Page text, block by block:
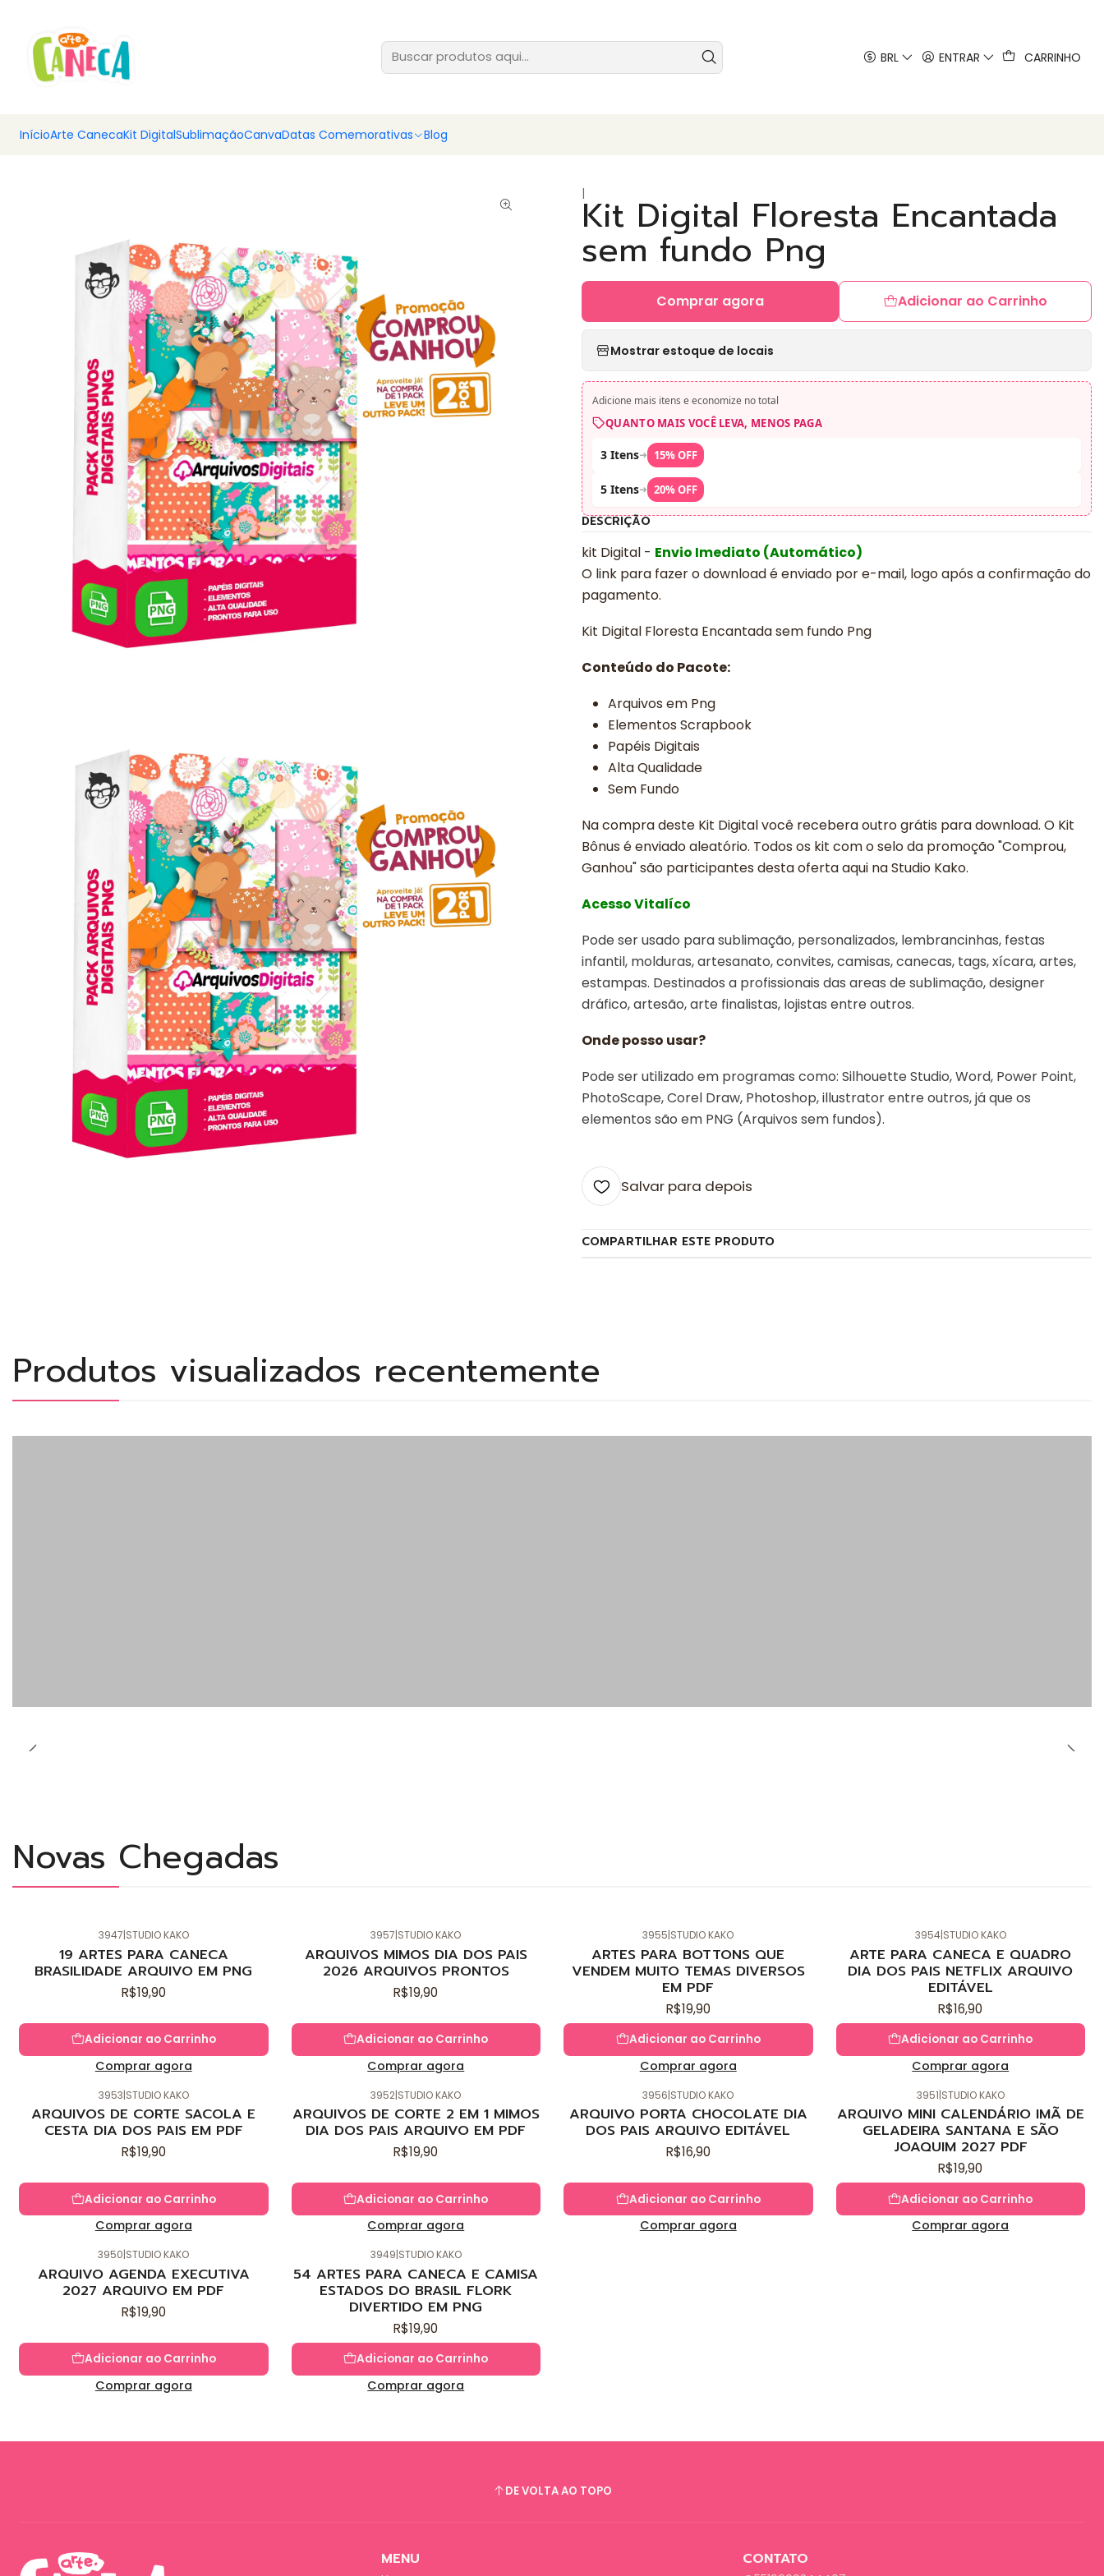
BRL ENTRAR CARRINHO
InícioArte CanecaKit DigitalSublimaçãoCanvaDatas Comemorativas Blog
|Kit Digital Floresta Encantada
sem fundo Png
Adicionar ao Carrinho
Comprar agora
Mostrar estoque de locais
Adicione mais itens e economize no total
QUANTO MAIS VOCÊ LEVA, MENOS PAGA
3 Itens➜ 15% OFF
5 Itens➜ 20% OFF
DESCRIÇÃO
kit Digital - Envio Imediato (Automático)
O link para fazer o download é enviado por e-mail, logo após a confirmação do
pagamento.
Kit Digital Floresta Encantada sem fundo Png
Conteúdo do Pacote:
Arquivos em Png
Elementos Scrapbook
Papéis Digitais
Alta Qualidade
Sem Fundo
Na compra deste Kit Digital você recebera outro grátis para download. O Kit
Bônus é enviado aleatório. Todos os kit com o selo da promoção "Comprou,
Ganhou" são participantes desta oferta aqui na Studio Kako.
Acesso Vitalíco
Pode ser usado para sublimação, personalizados, lembrancinhas, festas
infantil, molduras, artesanato, convites, camisas, canecas, tags, xícara, artes,
estampas. Destinados a profissionais das areas de sublimação, designer
dráfico, artesão, arte finalistas, lojistas entre outros.
Onde posso usar?
Pode ser utilizado em programas como: Silhouette Studio, Word, Power Point,
PhotoScape, Corel Draw, Photoshop, illustrator entre outros, já que os
elementos são em PNG (Arquivos sem fundos).
Salvar para depois
COMPARTILHAR ESTE PRODUTO
Produtos visualizados recentemente
Novas Chegadas
3947|STUDIO KAKO
19 ARTES PARA CANECA
BRASILIDADE ARQUIVO EM PNG
R$19,90
Adicionar ao Carrinho
Comprar agora
3957|STUDIO KAKO
ARQUIVOS MIMOS DIA DOS PAIS
2026 ARQUIVOS PRONTOS
R$19,90
Adicionar ao Carrinho
Comprar agora
3955|STUDIO KAKO
ARTES PARA BOTTONS QUE
VENDEM MUITO TEMAS DIVERSOS
EM PDF
R$19,90
Adicionar ao Carrinho
Comprar agora
3954|STUDIO KAKO
ARTE PARA CANECA E QUADRO
DIA DOS PAIS NETFLIX ARQUIVO
EDITÁVEL
R$16,90
Adicionar ao Carrinho
Comprar agora
3953|STUDIO KAKO
ARQUIVOS DE CORTE SACOLA E
CESTA DIA DOS PAIS EM PDF
R$19,90
Adicionar ao Carrinho
Comprar agora
3952|STUDIO KAKO
ARQUIVOS DE CORTE 2 EM 1 MIMOS
DIA DOS PAIS ARQUIVO EM PDF
R$19,90
Adicionar ao Carrinho
Comprar agora
3956|STUDIO KAKO
ARQUIVO PORTA CHOCOLATE DIA
DOS PAIS ARQUIVO EDITÁVEL
R$16,90
Adicionar ao Carrinho
Comprar agora
3951|STUDIO KAKO
ARQUIVO MINI CALENDÁRIO IMÃ DE
GELADEIRA SANTANA E SÃO
JOAQUIM 2027 PDF
R$19,90
Adicionar ao Carrinho
Comprar agora
3950|STUDIO KAKO
ARQUIVO AGENDA EXECUTIVA
2027 ARQUIVO EM PDF
R$19,90
Adicionar ao Carrinho
Comprar agora
3949|STUDIO KAKO
54 ARTES PARA CANECA E CAMISA
ESTADOS DO BRASIL FLORK
DIVERTIDO EM PNG
R$19,90
Adicionar ao Carrinho
Comprar agora
DE VOLTA AO TOPO
MENU CONTATO